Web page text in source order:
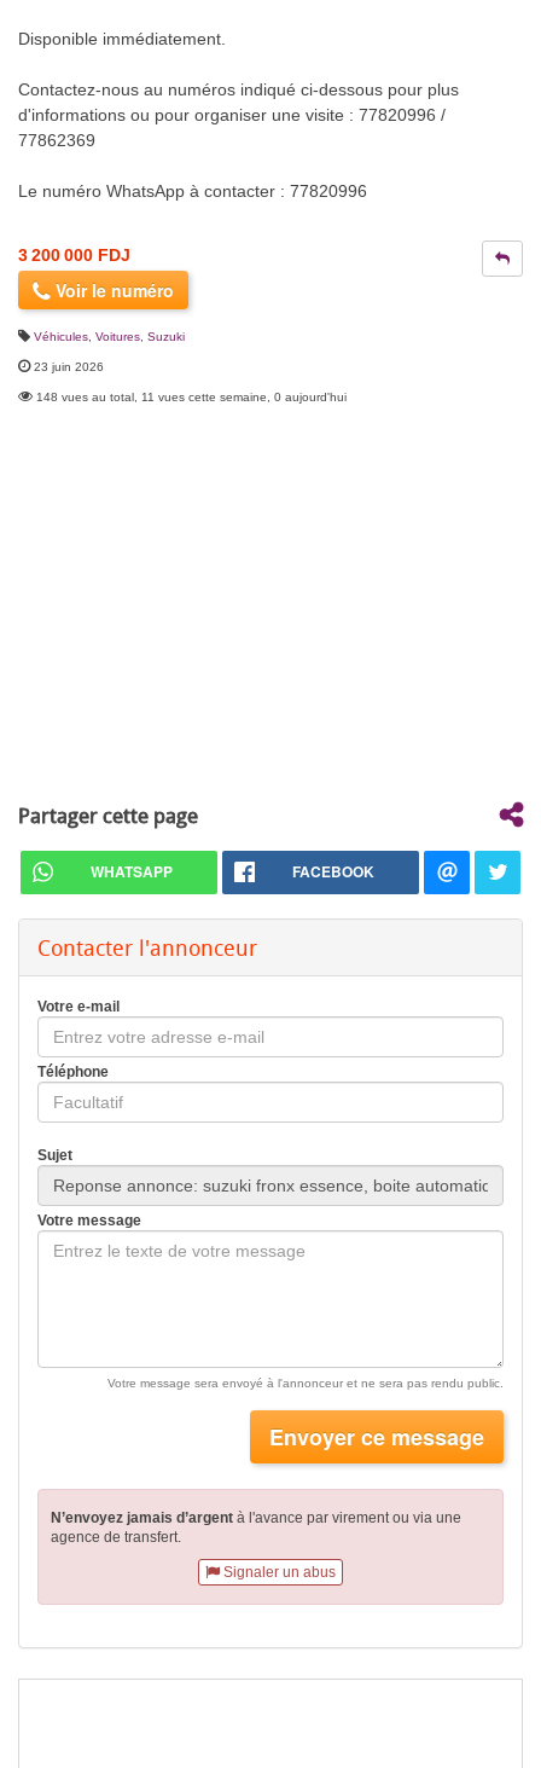
Disponible immédiatement.
Contactez-nous au numéros indiqué ci-dessous pour plus
d'informations ou pour organiser une visite : 77820996 /
77862369
Le numéro WhatsApp à contacter : 77820996
3 200 000 FDJ
Voir le numéro
Véhicules Voitures Suzuki
23 juin 2026
148 vues au total, 11 vues cette semaine, 0 aujourd'hui
Partager cette page
WHATSAPP FACEBOOK
Contacter l'annonceur
Votre e-mail
Téléphone
Sujet
Votre message
Votre message sera envoyé à l'annonceur et ne sera pas rendu public.
Envoyer ce message
N’envoyez jamais d’argent à l'avance par virementou via une
agence de transfert.
Signaler un abus